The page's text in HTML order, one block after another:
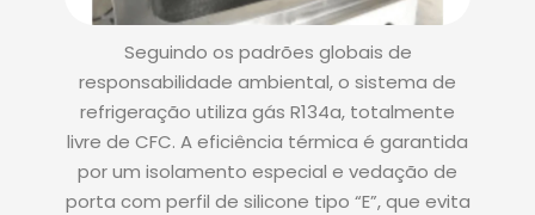
Seguindo os padrões globais de
responsabilidade ambiental, o sistema de
refrigeração utiliza gás R134a, totalmente
livre de CFC. A eficiência térmica é garantida
por um isolamento especial e vedação de
porta com perfil de silicone tipo “E”, que evita